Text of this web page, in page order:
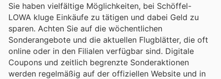
Sie haben vielfältige Möglichkeiten, bei Schöffel-
LOWA kluge Einkäufe zu tätigen und dabei Geld zu
sparen. Achten Sie auf die wöchentlichen
Sonderangebote und die aktuellen Flugblätter, die oft
online oder in den Filialen verfügbar sind. Digitale
Coupons und zeitlich begrenzte Sonderaktionen
werden regelmäßig auf der offiziellen Website und in